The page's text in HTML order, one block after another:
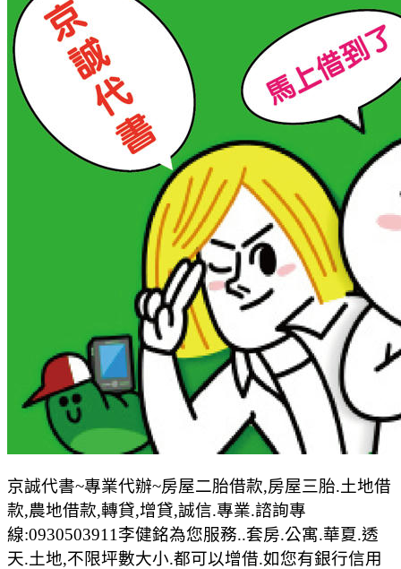
京誠代書~專業代辦~房屋二胎借款,房屋三胎.土地借
款,農地借款,轉貸,增貸,誠信.專業.諮詢專
線:0930503911李健銘為您服務..套房.公寓.華夏.透
天.土地,不限坪數大小.都可以增借.如您有銀行信用